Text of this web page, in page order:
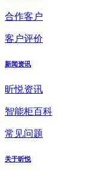
合作客户
客户评价
新闻资讯
昕悦资讯
智能柜百科
常见问题
关于昕悦